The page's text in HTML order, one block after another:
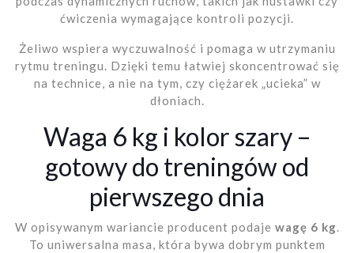
ćwiczenia wymagające kontroli pozycji.
Żeliwo wspiera wyczuwalność i pomaga w utrzymaniu
rytmu treningu. Dzięki temu łatwiej skoncentrować się
na technice, a nie na tym, czy ciężarek „ucieka” w
dłoniach.
Waga 6 kg i kolor szary –
gotowy do treningów od
pierwszego dnia
W opisywanym wariancie producent podaje wagę 6 kg.
To uniwersalna masa, która bywa dobrym punktem